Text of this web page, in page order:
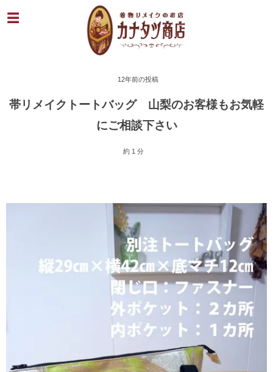
12年前の投稿
帯リメイクトートバッグ 山梨のお客様もお気軽
にご相談下さい
約 1 分